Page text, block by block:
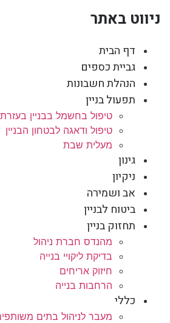
ניווט באתר
דף הבית
גביית כספים
הנהלת חשבונות
תפעול בניין
טיפול בחשמל בבניין
טיפול ודאגה לבטחון הבניין
מעלית שבת
גינון
ניקיון
אב ושמירה
ביטוח לבניין
תחזוק בניין
מהנדס חברת ניהול
בדיקת ליקויי בנייה
חיזוק אריחים
הרחבות בנייה
כללי
מעבר לניהול בתים